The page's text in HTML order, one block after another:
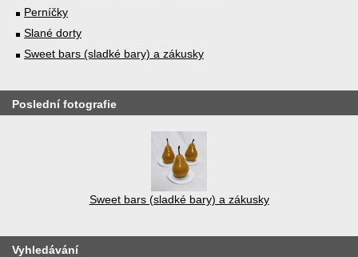
Perníčky
Slané dorty
Sweet bars (sladké bary) a zákusky
Poslední fotografie
Sweet bars (sladké bary) a zákusky
Vyhledávání